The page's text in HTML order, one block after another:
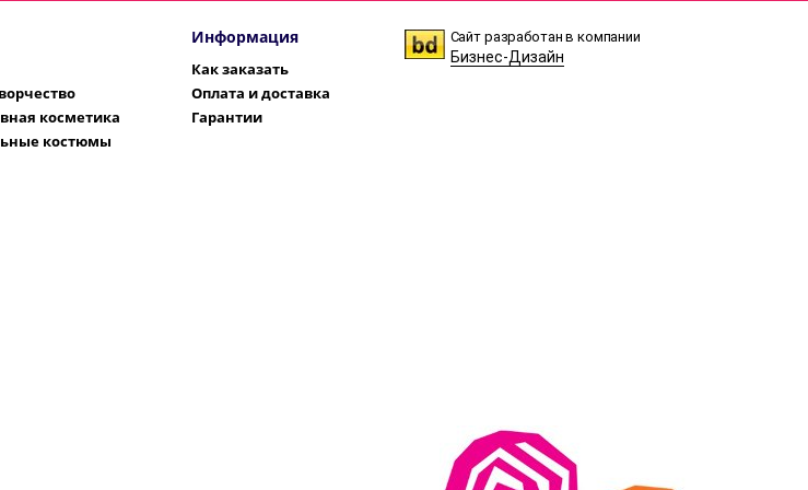
Информация Сайт разработан в компании
Бизнес-Дизайн
косметика
костюмы
Как заказать
Оплата и доставка
Гарантии